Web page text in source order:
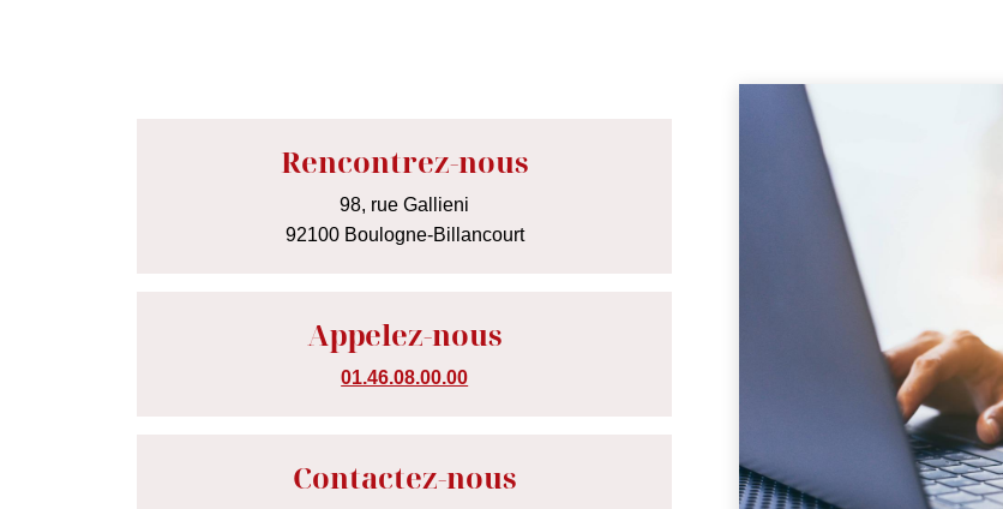
Rencontrez-nous
98, rue Gallieni
92100 Boulogne-Billancourt
Appelez-nous
01.46.08.00.00
Contactez-nous